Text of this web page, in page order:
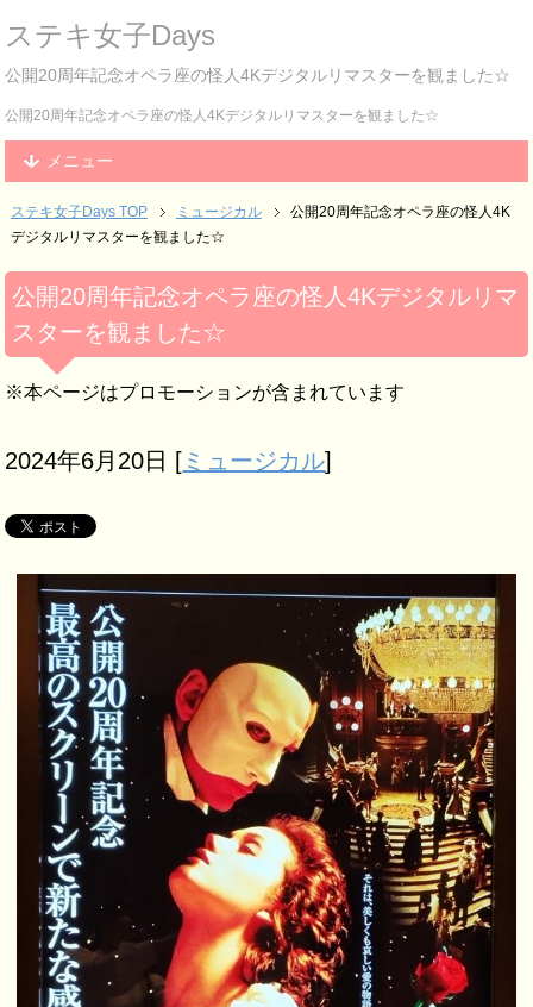
ステキ女子Days
公開20周年記念オペラ座の怪人4Kデジタルリマスターを観ました☆
公開20周年記念オペラ座の怪人4Kデジタルリマスターを観ました☆
メニュー
ステキ女子Days TOP ミュージカル
公開20周年記念オペラ座の怪人4K
デジタルリマスターを観ました☆
公開20周年記念オペラ座の怪人4Kデジタルリマ
スターを観ました☆
※本ページはプロモーションが含まれています
2024年6月20日 [ ミュージカル]